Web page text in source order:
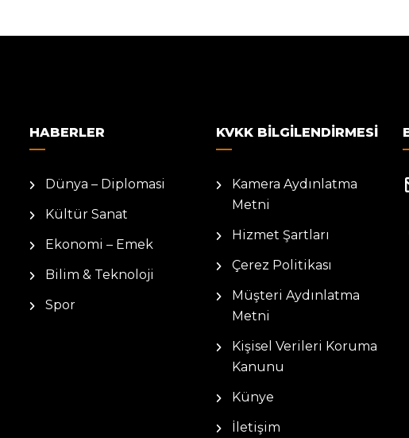
HABERLER
Dünya – Diplomasi
Kültür Sanat
Ekonomi – Emek
Bilim & Teknoloji
Spor
KVKK BILGILENDIRMESI
Kamera Aydınlatma
Metni
Hizmet Şartları
Çerez Politikası
Müşteri Aydınlatma
Metni
Kişisel Verileri Koruma
Kanunu
Künye
İletişim